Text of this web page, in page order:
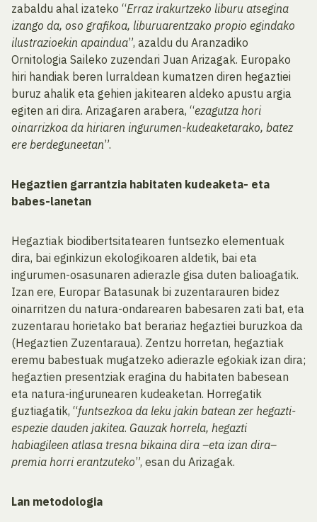
zabaldu ahal izateko “Erraz irakurtzeko liburu atsegina
izango da, oso grafikoa, liburuarentzako propio egindako
ilustrazioekin apaindua”, azaldu du Aranzadiko
Ornitologia Saileko zuzendari Juan Arizagak. Europako
hiri handiak beren lurraldean kumatzen diren hegaztiei
buruz ahalik eta gehien jakitearen aldeko apustu argia
egiten ari dira. Arizagaren arabera, “ezagutza hori
oinarrizkoa da hiriaren ingurumen-kudeaketarako, batez
ere berdeguneetan”.
Hegaztien garrantzia habitaten kudeaketa- eta
babes-lanetan
Hegaztiak biodibertsitatearen funtsezko elementuak
dira, bai eginkizun ekologikoaren aldetik, bai eta
ingurumen-osasunaren adierazle gisa duten balioagatik.
Izan ere, Europar Batasunak bi zuzentarauren bidez
oinarritzen du natura-ondarearen babesaren zati bat, eta
zuzentarau horietako bat berariaz hegaztiei buruzkoa da
(Hegaztien Zuzentaraua). Zentzu horretan, hegaztiak
eremu babestuak mugatzeko adierazle egokiak izan dira;
hegaztien presentziak eragina du habitaten babesean
eta natura-ingurunearen kudeaketan. Horregatik
guztiagatik, “funtsezkoa da leku jakin batean zer hegazti-
espezie dauden jakitea. Gauzak horrela, hegazti
habiagileen atlasa tresna bikaina dira –eta izan dira–
premia horri erantzuteko”, esan du Arizagak.
Lan metodologia